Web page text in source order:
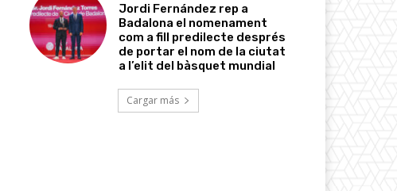
Jordi Fernández rep a
Badalona el nomenament
com a fill predilecte després
de portar el nom de la ciutat
a l’elit del bàsquet mundial
Cargar más